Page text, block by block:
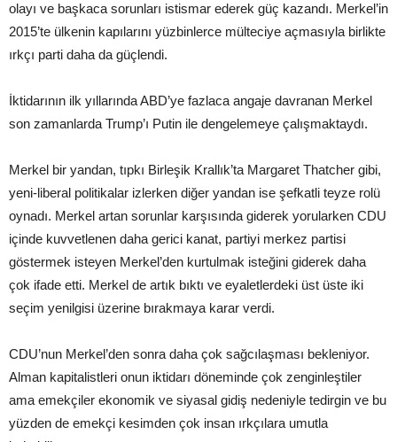
olayı ve başkaca sorunları istismar ederek güç kazandı. Merkel’in
2015’te ülkenin kapılarını yüzbinlerce mülteciye açmasıyla birlikte
ırkçı parti daha da güçlendi.
İktidarının ilk yıllarında ABD’ye fazlaca angaje davranan Merkel
son zamanlarda Trump’ı Putin ile dengelemeye çalışmaktaydı.
Merkel bir yandan, tıpkı Birleşik Krallık’ta Margaret Thatcher gibi,
yeni-liberal politikalar izlerken diğer yandan ise şefkatli teyze rolü
oynadı. Merkel artan sorunlar karşısında giderek yorularken CDU
içinde kuvvetlenen daha gerici kanat, partiyi merkez partisi
göstermek isteyen Merkel’den kurtulmak isteğini giderek daha
çok ifade etti. Merkel de artık bıktı ve eyaletlerdeki üst üste iki
seçim yenilgisi üzerine bırakmaya karar verdi.
CDU’nun Merkel’den sonra daha çok sağcılaşması bekleniyor.
Alman kapitalistleri onun iktidarı döneminde çok zenginleştiler
ama emekçiler ekonomik ve siyasal gidiş nedeniyle tedirgin ve bu
yüzden de emekçi kesimden çok insan ırkçılara umutla